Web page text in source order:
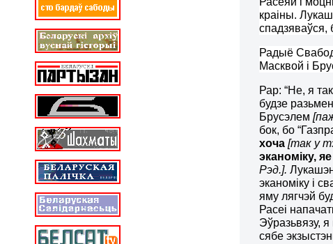
краіны.
спадзяваўся,
Радыё
Масквой і
Рар: “Не, я
будзе
Брусэлем
бок, бо “Газпр
хоча[так у
эканоміку,
Рэд.].
эканоміку і
яму лягчэй
Расеі
Эўразьвязу,
сябе